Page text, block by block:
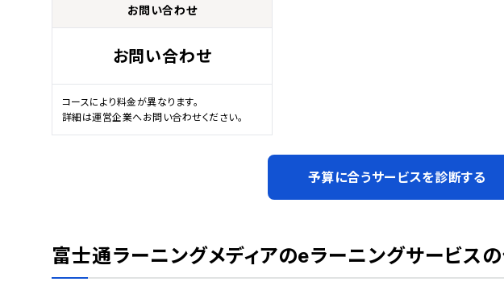
お問い合わせ
お問い合わせ
コースにより料金が異なります。
詳細は運営企業へお問い合わせください。
予算に合うサービスを診断する
富士通ラーニングメディアのeラーニングサービス